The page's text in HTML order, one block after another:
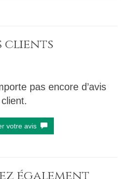
clients
pas encore d’avis
client.
votre avis